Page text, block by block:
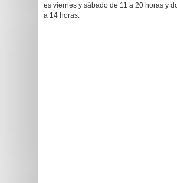
es viernes y sábado de 11 a 20 horas y
a 14 horas.